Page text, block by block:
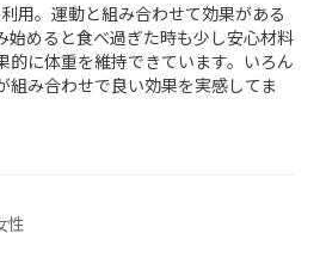
用。運動と組み合わせて効果がある
始めると食べ過ぎた時も少し安心材料
的に体重を維持できています。いろん
組み合わせで良い効果を実感してま
性